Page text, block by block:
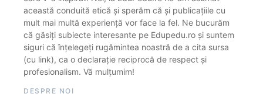
această conduită etică și sperăm că și publicațiile cu
mult mai multă experiență vor face la fel. Ne bucurăm
că găsiți subiecte interesante pe Edupedu.ro și suntem
siguri că înțelegeți rugămintea noastră de a cita sursa
(cu link), ca o declarație reciprocă de respect și
profesionalism. Vă mulțumim!
DESPRE NOI